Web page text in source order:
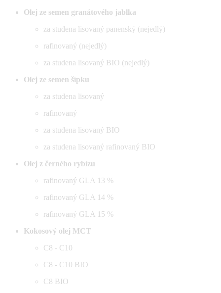
Olej ze semen granátového jablka
za studena lisovaný panenský (nejedlý)
rafinovaný (nejedlý)
za studena lisovaný BIO (nejedlý)
Olej ze semen šípku
za studena lisovaný
rafinovaný
za studena lisovaný BIO
za studena lisovaný rafinovaný BIO
Olej z černého rybízu
rafinovaný GLA 13 %
rafinovaný GLA 14 %
rafinovaný GLA 15 %
Kokosový olej MCT
C8 - C10
C8 - C10 BIO
C8 BIO